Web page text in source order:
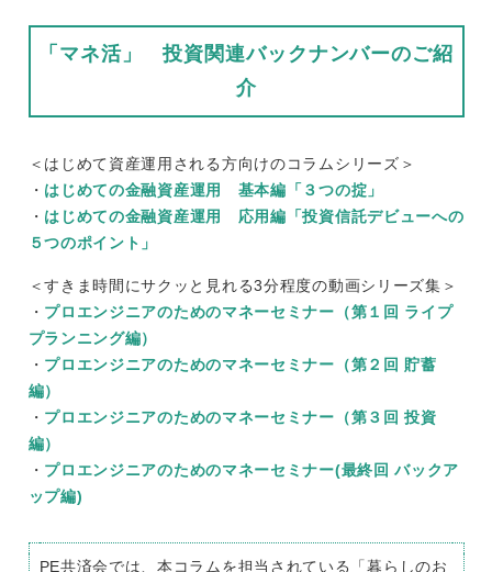
「マネ活」 投資関連バックナンバーのご紹
介
＜はじめて資産運用される方向けのコラムシリーズ＞
・ はじめての金融資産運用 基本編「３つの掟」
・ はじめての金融資産運用 応用編「投資信託デビューへの
５つのポイント」
＜すきま時間にサクッと見れる3分程度の動画シリーズ集＞
・ プロエンジニアのためのマネーセミナー（第１回 ライプ
プランニング編）
・ プロエンジニアのためのマネーセミナー（第２回 貯蓄
編）
・ プロエンジニアのためのマネーセミナー（第３回 投資
編）
・ プロエンジニアのためのマネーセミナー(最終回 バックア
ップ編)
PE共済会では、本コラムを担当されている「暮らしのお